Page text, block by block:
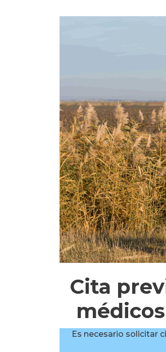
Cita
Es necesario solicitar